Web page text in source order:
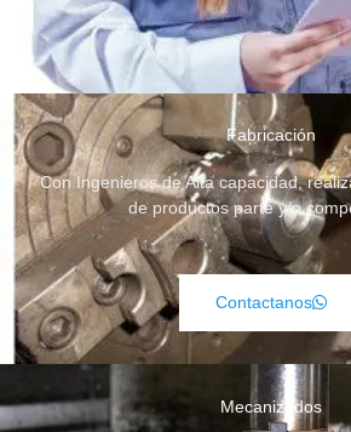
Fabricación
Con Ingenieros de Alta capacidad,
de productos parte y/o
Contactanos
Mecanizados